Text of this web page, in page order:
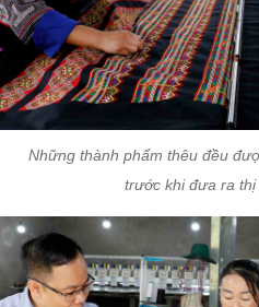
Những thành phẩm thêu đều
trước khi đưa ra thị